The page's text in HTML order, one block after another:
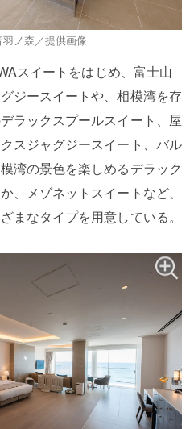
ノ森／提供画像
スイートをはじめ、富士山
ジースイートや、相模湾を存
ラックスプールスイート、屋
スジャグジースイート、バル
湾の景色を楽しめるデラック
、メゾネットスイートなど、
まなタイプを用意している。